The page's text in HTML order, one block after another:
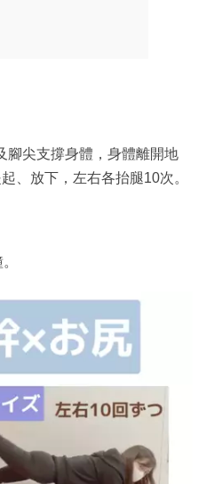
腳尖支撐身體，身體離開地
、放下，左右各抬腿10次。